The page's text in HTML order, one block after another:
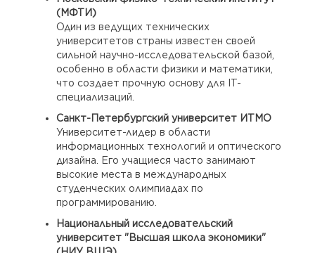
(МФТИ)
Один из ведущих технических
университетов страны известен своей
сильной научно-исследовательской базой,
особенно в области физики и математики,
что создает прочную основу для IT-
специализаций.
Санкт-Петербургский университет ИТМО
Университет-лидер в области
информационных технологий и оптического
дизайна. Его учащиеся часто занимают
высокие места в международных
студенческих олимпиадах по
программированию.
Национальный исследовательский
университет "Высшая школа экономики"